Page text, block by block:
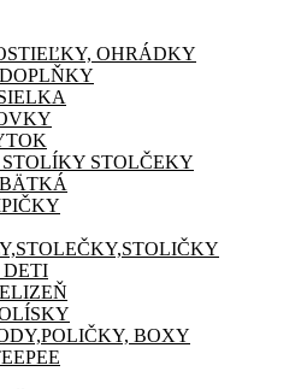
OHRÁDKY
STOLČEKY
DETI
BOXY